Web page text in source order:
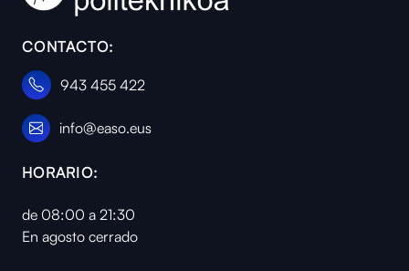
CONTACTO:
943 455 422
info@easo.eus
HORARIO:
de 08:00 a 21:30
En agosto cerrado